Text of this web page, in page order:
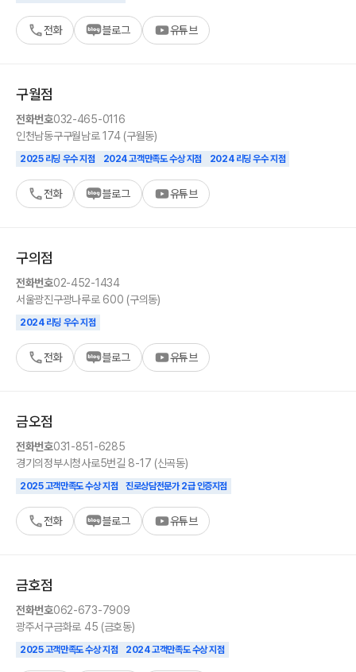
전화 블로그 유튜브
구월점
전화번호032-465-0116
인천남동구구월남로 174 (구월동)
2025 리딩 우수 지점 2024 고객만족도 수상 지점 2024 리딩 우수 지점
전화 블로그 유튜브
구의점
전화번호02-452-1434
서울광진구광나루로 600 (구의동)
2024 리딩 우수 지점
전화 블로그 유튜브
금오점
전화번호031-851-6285
경기의정부시청사로5번길 8-17 (신곡동)
2025 고객만족도 수상 지점 진로상담전문가 2급 인증지점
전화 블로그 유튜브
금호점
전화번호062-673-7909
광주서구금화로 45 (금호동)
2025 고객만족도 수상 지점 2024 고객만족도 수상 지점